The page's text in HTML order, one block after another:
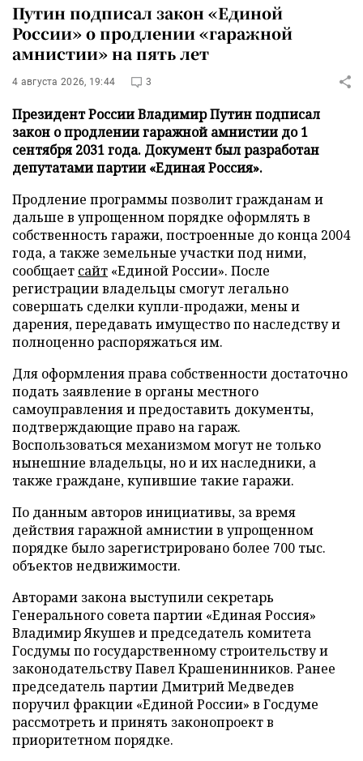
Путин подписал закон «Единой
России» о продлении «гаражной
амнистии» на пять лет
4 августа 2026, 19:44 3
Президент России Владимир Путин подписал
закон о продлении гаражной амнистии до 1
сентября 2031 года. Документ был разработан
депутатами партии «Единая Россия».
Продление программы позволит гражданам и
дальше в упрощенном порядке оформлять в
собственность гаражи, построенные до конца 2004
года, а также земельные участки под ними,
сообщает сайт «Единой России». После
регистрации владельцы смогут легально
совершать сделки купли-продажи, мены и
дарения, передавать имущество по наследству и
полноценно распоряжаться им.
Для оформления права собственности достаточно
подать заявление в органы местного
самоуправления и предоставить документы,
подтверждающие право на гараж.
Воспользоваться механизмом могут не только
нынешние владельцы, но и их наследники, а
также граждане, купившие такие гаражи.
По данным авторов инициативы, за время
действия гаражной амнистии в упрощенном
порядке было зарегистрировано более 700 тыс.
объектов недвижимости.
Авторами закона выступили секретарь
Генерального совета партии «Единая Россия»
Владимир Якушев и председатель комитета
Госдумы по государственному строительству и
законодательству Павел Крашенинников. Ранее
председатель партии Дмитрий Медведев
поручил фракции «Единой России» в Госдуме
рассмотреть и принять законопроект в
приоритетном порядке.